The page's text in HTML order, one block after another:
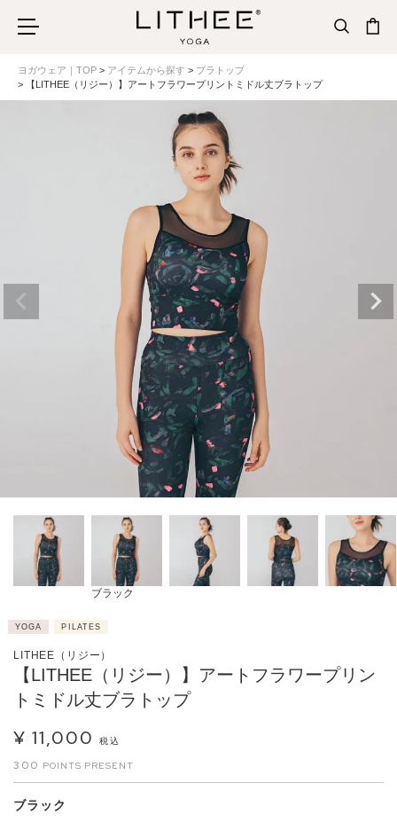
ヨガウェア｜TOP アイテムから探す
ブラトップ
【LITHEE（リジー）】アートフラワープリントミドル丈ブラトップ
ブラック
YOGA PILATES
LITHEE（リジー）
【LITHEE（リジー）】アートフラワープリン
トミドル丈ブラトップ
¥ 11,000 税込
300
ブラック